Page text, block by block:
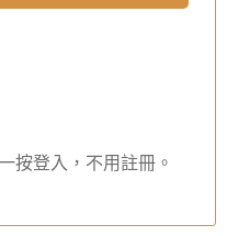
按登入，不用註冊。